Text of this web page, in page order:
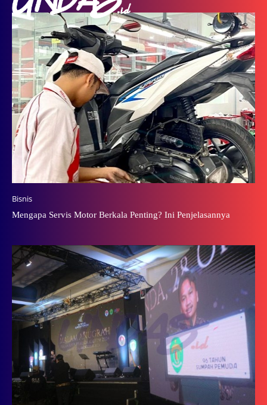
Bisnis
Mengapa Servis Motor Berkala Penting? Ini Penjelasannya